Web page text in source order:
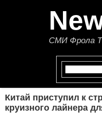
СМИ Фрола
Китай приступил к
круизного лайнера